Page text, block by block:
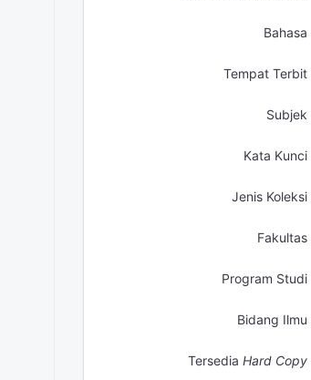
Bahasa
Tempat Terbit
Subjek
Kata Kunci
Jenis Koleksi
Fakultas
Program Studi
Bidang Ilmu
Tersedia Hard Copy